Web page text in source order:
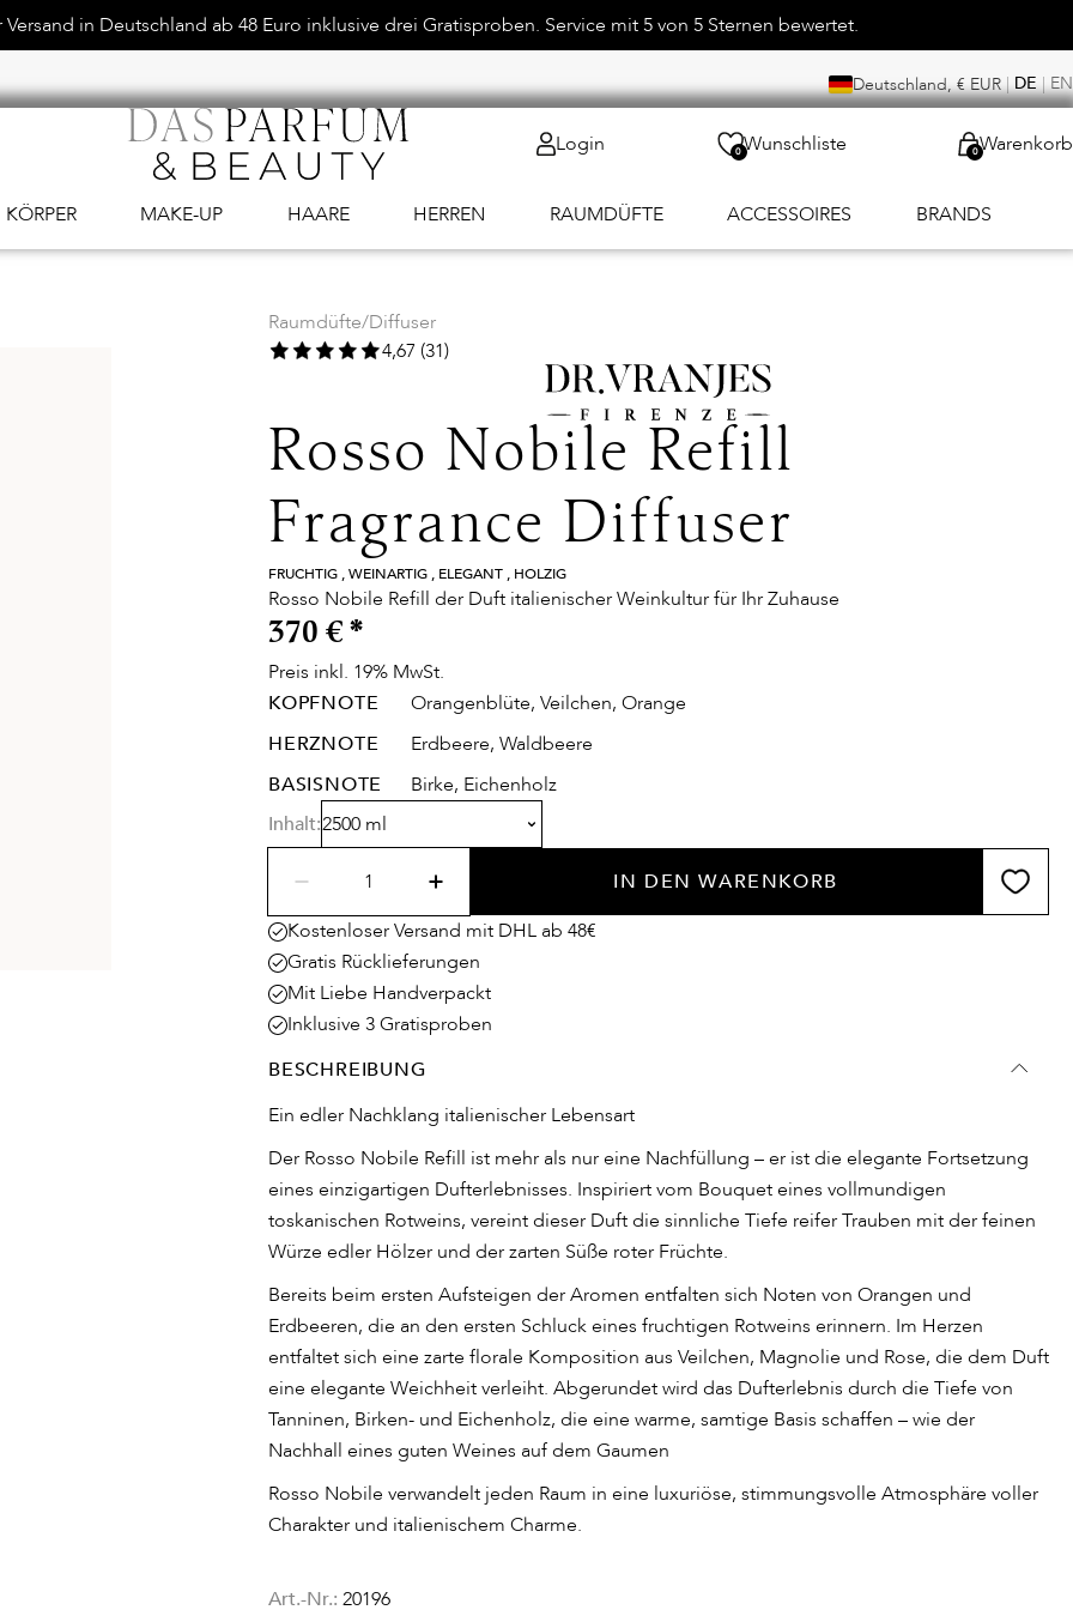
in Deutschland ab 48 Euro inklusive drei Gratisproben. Service mit 5 von 5 Sternen bewertet.
Deutschland, € EUR | DE | EN
Login 0Wunschliste 0Warenkorb
KÖRPER MAKE-UP HAARE HERREN RAUMDÜFTE ACCESSOIRES BRANDS
Raumdüfte/Diffuser
4,67 (31)
Rosso Nobile Refill
Fragrance Diffuser
FRUCHTIG , WEINARTIG , ELEGANT , HOLZIG
Rosso Nobile Refill der Duft italienischer Weinkultur für Ihr Zuhause
370 € *
Preis inkl. 19% MwSt.
KOPFNOTE
Orangenblüte, Veilchen, Orange
HERZNOTE
Erdbeere, Waldbeere
BASISNOTE
Birke, Eichenholz
Inhalt:2500 ml
IN DEN WARENKORB
Kostenloser Versand mit DHL ab 48€
Gratis Rücklieferungen
Mit Liebe Handverpackt
Inklusive 3 Gratisproben
BESCHREIBUNG
Ein edler Nachklang italienischer Lebensart
Der Rosso Nobile Refill ist mehr als nur eine Nachfüllung – er ist die elegante Fortsetzung
eines einzigartigen Dufterlebnisses. Inspiriert vom Bouquet eines vollmundigen
toskanischen Rotweins, vereint dieser Duft die sinnliche Tiefe reifer Trauben mit der feinen
Würze edler Hölzer und der zarten Süße roter Früchte.
Bereits beim ersten Aufsteigen der Aromen entfalten sich Noten von Orangen und
Erdbeeren, die an den ersten Schluck eines fruchtigen Rotweins erinnern. Im Herzen
entfaltet sich eine zarte florale Komposition aus Veilchen, Magnolie und Rose, die dem Duft
eine elegante Weichheit verleiht. Abgerundet wird das Dufterlebnis durch die Tiefe von
Tanninen, Birken- und Eichenholz, die eine warme, samtige Basis schaffen – wie der
Nachhall eines guten Weines auf dem Gaumen
Rosso Nobile verwandelt jeden Raum in eine luxuriöse, stimmungsvolle Atmosphäre voller
Charakter und italienischem Charme.
Art.-Nr.: 20196